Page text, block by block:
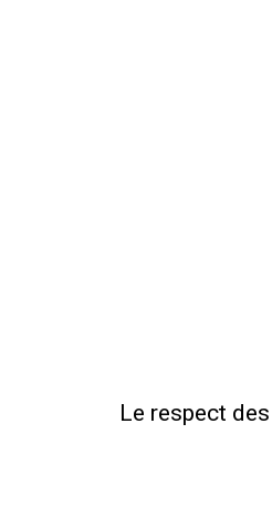
Le respect